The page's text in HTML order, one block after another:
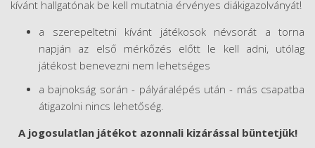
kívánt hallgatónak be kell mutatnia érvényes diákigazolványát!
a szerepeltetni kívánt játékosok névsorát a torna
napján az első mérkőzés előtt le kell adni, utólag
játékost benevezni nem lehetséges
a bajnokság során - pályáralépés után - más csapatba
átigazolni nincs lehetőség.
A jogosulatlan játékot azonnali kizárással büntetjük!